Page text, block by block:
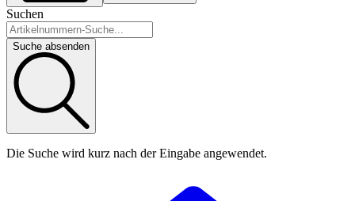
Suchen
Suche absenden
Die Suche wird kurz nach der Eingabe angewendet.